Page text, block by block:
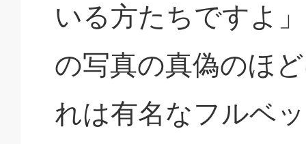
いる方たちですよ
の写真の真偽のほ
れは有名なフルベ